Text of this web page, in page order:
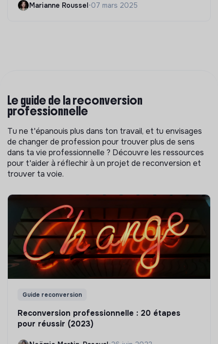
Marianne Roussel•07 mars 2025
Le guide de la reconversion
professionnelle
Tu ne t'épanouis plus dans ton travail, et tu envisages
de changer de profession pour trouver plus de sens
dans ta vie professionnelle ? Découvre les ressources
pour t'aider à réflechir à un projet de reconversion et
trouver ta voie.
Guide reconversion
Reconversion professionnelle : 20 étapes
pour réussir (2023)